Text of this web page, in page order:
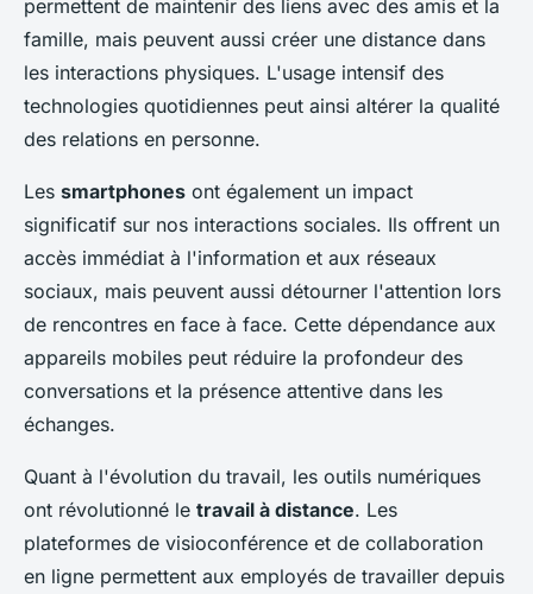
permettent de maintenir des liens avec des amis et la
famille, mais peuvent aussi créer une distance dans
les interactions physiques. L'usage intensif des
technologies quotidiennes peut ainsi altérer la qualité
des relations en personne.
Les smartphones ont également un impact
significatif sur nos interactions sociales. Ils offrent un
accès immédiat à l'information et aux réseaux
sociaux, mais peuvent aussi détourner l'attention lors
de rencontres en face à face. Cette dépendance aux
appareils mobiles peut réduire la profondeur des
conversations et la présence attentive dans les
échanges.
Quant à l'évolution du travail, les outils numériques
ont révolutionné le travail à distance. Les
plateformes de visioconférence et de collaboration
en ligne permettent aux employés de travailler depuis